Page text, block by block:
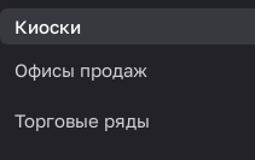
Киоски
Офисы продаж
Торговые ряды